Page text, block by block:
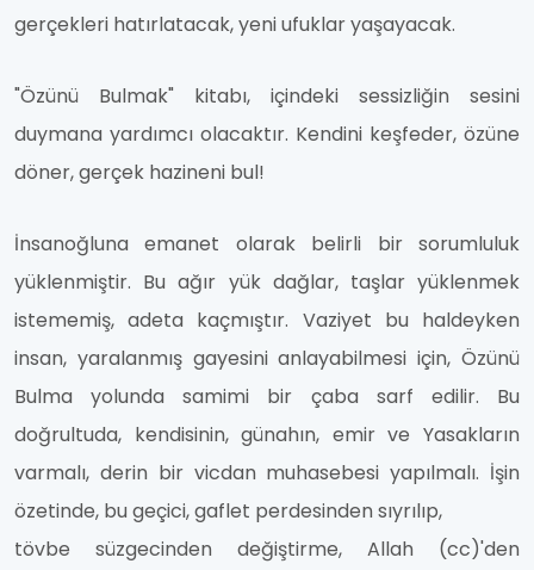
gerçekleri hatırlatacak, yeni ufuklar yaşayacak.
"Özünü Bulmak" kitabı, içindeki sessizliğin sesini
duymana yardımcı olacaktır. Kendini keşfeder, özüne
döner, gerçek hazineni bul!
İnsanoğluna emanet olarak belirli bir sorumluluk
yüklenmiştir. Bu ağır yük dağlar, taşlar yüklenmek
istememiş,adeta kaçmıştır. Vaziyet bu haldeyken
insan, yaralanmış gayesinianlayabilmesi için, Özünü
Bulma yolunda samimi bir çaba sarf edilir. Bu
doğrultuda, kendisinin, günahın, emir ve Yasakların
varmalı, derin bir vicdan muhasebesi yapılmalı. İşin
özetinde, bu geçici, gaflet perdesinden sıyrılıp,
tövbe süzgecinden değiştirme, Allah (cc)'den